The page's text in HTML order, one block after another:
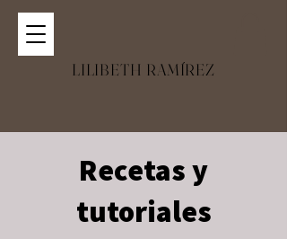
LILIBETH RAMÍREZ
Recetas y
tutoriales